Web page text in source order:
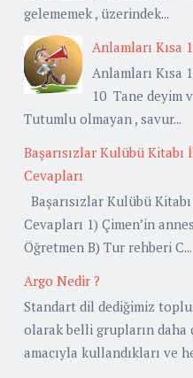
gelememek , üzerindek...
Anlamları Kısa
Anlamları Kısa
10 Tane deyim
Tutumlu olmayan , savur...
Başarısızlar Kulübü
Cevapları
Başarısızlar Kulübü
Cevapları 1) Çimen’in
Öğretmen B) Tur rehberi C...
Argo Nedir ?
Standart dil dediğimiz
olarak belli grupların
amacıyla kullandıkları ve